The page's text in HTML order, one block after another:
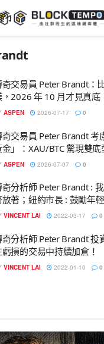
奇交易員 Peter Brandt：
，2026 年 10 月才見真底
ASPEN 2026-07-17 0
奇交易員 Peter Brandt 考
金」：XAU/BTC 驚現雙底
ASPEN 2026-07-07 0
奇分析師 Peter Brandt :
放著；紐約市長 : 鼓勵年
VINCENT LAI 2022-03-17 0
奇分析師 Peter Brandt 投
損的交易中持續加倉！
VINCENT LAI 2022-01-10 0